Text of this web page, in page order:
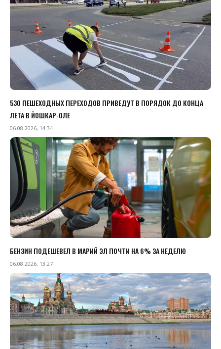
530 ПЕШЕХОДНЫХ ПЕРЕХОДОВ ПРИВЕДУТ В ПОРЯДОК ДО КОНЦА
ЛЕТА В ЙОШКАР-ОЛЕ
06.08.2026, 14:34
БЕНЗИН ПОДЕШЕВЕЛ В МАРИЙ ЭЛ ПОЧТИ НА 6% ЗА НЕДЕЛЮ
06.08.2026, 13:27